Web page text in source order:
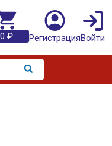
0 ₽ РегистрацияВойти